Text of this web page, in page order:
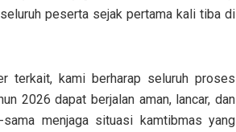
peserta sejak pertama kali tiba di
terkait, kami berharap seluruh proses
2026 dapat berjalan aman, lancar, dan
menjaga situasi kamtibmas yang